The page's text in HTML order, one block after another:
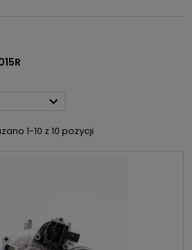

1-10 z 10 pozycji